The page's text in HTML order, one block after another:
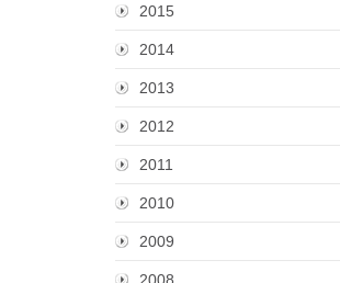
2015
2014
2013
2012
2011
2010
2009